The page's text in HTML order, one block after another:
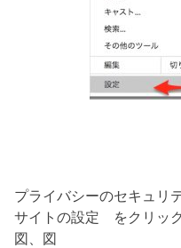
プライバシーのセキュリ
サイトの設定 をクリッ
図、図